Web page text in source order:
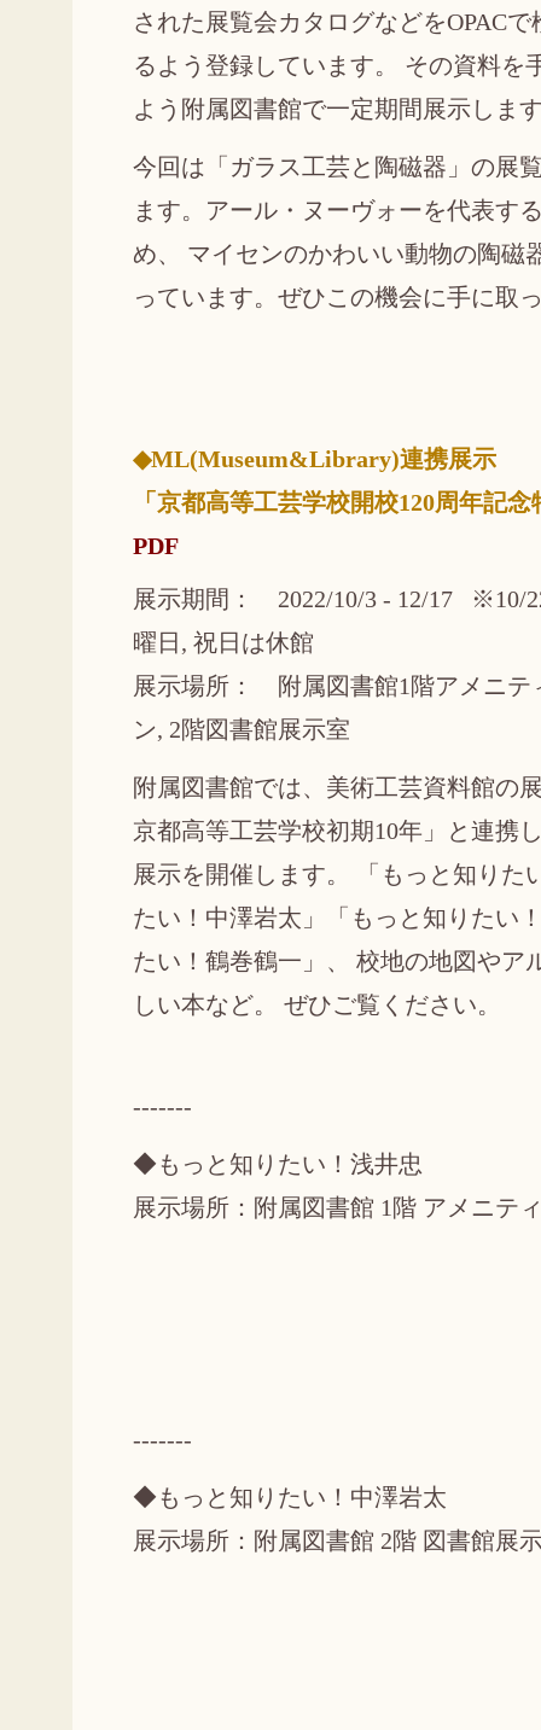
された展覧会カタログなどをOPACで
るよう登録しています。 その資料を
よう附属図書館で一定期間展示しま
今回は「ガラス工芸と陶磁器」の展
ます。アール・ヌーヴォーを代表す
め、 マイセンのかわいい動物の陶磁
っています。ぜひこの機会に手に取
◆ML(Museum&Library)連携展示
「京都高等工芸学校開校120周年記
PDF
展示期間： 2022/10/3 - 12/17 ※10/
曜日, 祝日は休館
展示場所： 附属図書館1階アメニテ
ン, 2階図書館展示室
附属図書館では、美術工芸資料館の
京都高等工芸学校初期10年」と連携
展示を開催します。 「もっと知りた
たい！中澤岩太」「もっと知りたい
たい！鶴巻鶴一」、 校地の地図やア
しい本など。 ぜひご覧ください。
-------
◆もっと知りたい！浅井忠
展示場所：附属図書館 1階 アメニテ
-------
◆もっと知りたい！中澤岩太
展示場所：附属図書館 2階 図書館展